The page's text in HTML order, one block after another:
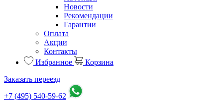
Новости
Рекомендации
Гарантии
Оплата
Акции
Контакты
Избранное
Корзина
Заказать переезд
+7 (495) 540-59-62